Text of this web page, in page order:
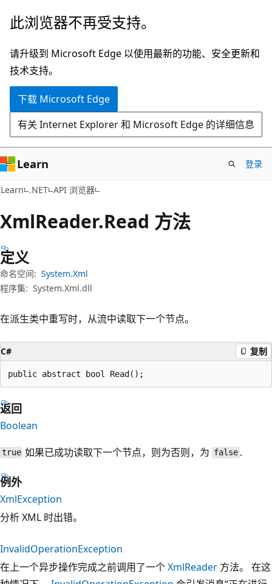
跳
主
要
内
跳
页
内
导
此浏览器不再受支持。
请升级到 Microsoft Edge 以使用最新的功能、安全更新和
技术支持。
下载 Microsoft Edge
有关 Internet Explorer 和 Microsoft Edge 的详细信息
Learn 登录
Learn .NET API 浏览器
XmlReader.Read 方法
定义
命名空间: System.Xml
程序集: System.Xml.dll
在派生类中重写时，从流中读取下一个节点。
C# 复制
public abstract bool Read();
返回
Boolean
true 如果已成功读取下一个节点，则为否则，为 false.
例外
XmlException
分析 XML 时出错。
InvalidOperationException
在上一个异步操作完成之前调用了一个XmlReader 方法。 在这